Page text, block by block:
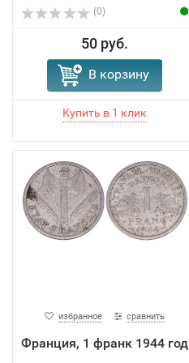
(0)
50 руб.
В корзину
избранное сравнить
Франция, 1 франк 1944 год